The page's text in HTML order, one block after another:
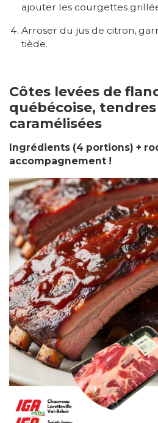
ajouter les courgettes
Arroser du jus de citron,
tiède.
Côtes levées de
québécoise,
caramélisées
Ingrédients (4 portions) +
accompagnement !